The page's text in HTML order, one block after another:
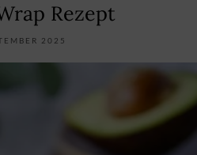
Rezept
2025